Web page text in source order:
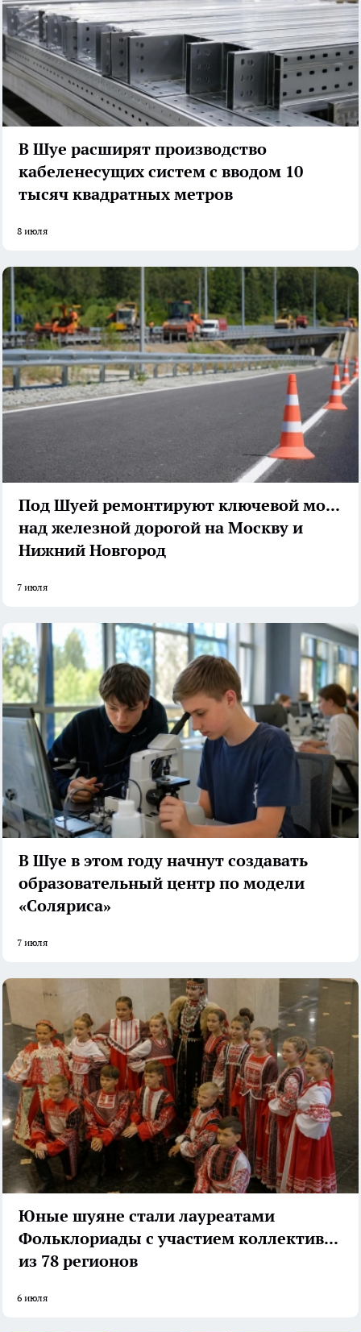
В Шуе расширят производство
кабеленесущих систем с вводом 10
тысяч квадратных метров
8 июля
Под Шуей ремонтируют ключевой мост
над железной дорогой на Москву и
Нижний Новгород
7 июля
В Шуе в этом году начнут создавать
образовательный центр по модели
«Соляриса»
7 июля
Юные шуяне стали лауреатами
Фольклориады с участием коллективов
из 78 регионов
6 июля